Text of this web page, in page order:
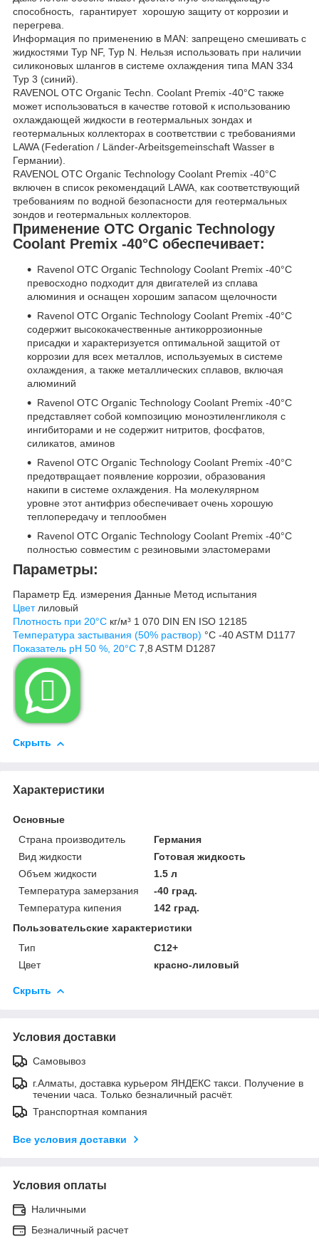
способность, гарантирует хорошую защиту от коррозии и
перегрева.
Информация по применению в MAN: запрещено смешивать с
жидкостями Typ NF, Typ N. Нельзя использовать при наличии
силиконовых шлангов в системе охлаждения типа MAN 334
Typ 3 (синий).
RAVENOL OTC Organic Techn. Coolant Premix -40°C также
может использоваться в качестве готовой к использованию
охлаждающей жидкости в геотермальных зондах и
геотермальных коллекторах в соответствии с требованиями
LAWA (Federation / Länder-Arbeitsgemeinschaft Wasser в
Германии).
RAVENOL OTC Organic Technology Coolant Premix -40°C
включен в список рекомендаций LAWA, как соответствующий
требованиям по водной безопасности для геотермальных
зондов и геотермальных коллекторов.
Применение OTC Organic Technology
Coolant Premix -40°C обеспечивает:
Ravenol OTC Organic Technology Coolant Premix -40°C
превосходно подходит для двигателей из сплава
алюминия и оснащен хорошим запасом щелочности
Ravenol OTC Organic Technology Coolant Premix -40°C
содержит высококачественные антикоррозионные
присадки и характеризуется оптимальной защитой от
коррозии для всех металлов, используемых в системе
охлаждения, а также металлических сплавов, включая
алюминий
Ravenol OTC Organic Technology Coolant Premix -40°C
представляет собой композицию моноэтиленгликоля с
ингибиторами и не содержит нитритов, фосфатов,
силикатов, аминов
Ravenol OTC Organic Technology Coolant Premix -40°C
предотвращает появление коррозии, образования
накипи в системе охлаждения. На молекулярном
уровне этот антифриз обеспечивает очень хорошую
теплопередачу и теплообмен
Ravenol OTC Organic Technology Coolant Premix -40°C
полностью совместим с резиновыми эластомерами
Параметры:
Параметр Ед. измерения Данные Метод испытания
Цветлиловый
Плотность при 20°C кг/м³ 1 070 DIN EN ISO 12185
Температура застывания (50% раствор) °C -40ASTM D1177
Показатель pH 50 %, 20°C 7,8 ASTM D1287

Скрыть
Характеристики
Основные
Страна производитель
Германия
Вид жидкости
Готовая жидкость
Объем жидкости
1.5 л
Температура замерзания
-40 град.
Температура кипения
142 град.
Пользовательские характеристики
Тип
C12+
Цвет
красно-лиловый
Скрыть
Условия доставки
Самовывоз
г.Алматы, доставка курьером ЯНДЕКС такси. Получение в
течении часа. Только безналичный расчёт.
Транспортная компания
Все условия доставки
Условия оплаты
Наличными
Безналичный расчет